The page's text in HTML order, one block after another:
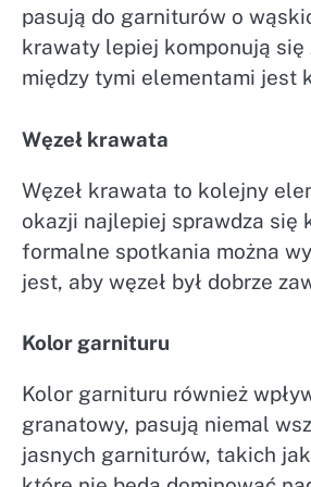
pasują do garniturów o
krawaty lepiej komponują
między tymi elementami jest
Węzeł krawata
Węzeł krawata to kolejny
okazji najlepiej sprawdza się
formalne spotkania można
jest, aby węzeł był dobrze
Kolor garnituru
Kolor garnituru również
granatowy, pasują niemal
jasnych garniturów, takich